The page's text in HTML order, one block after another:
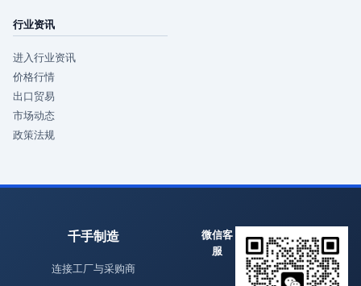
行业资讯
进入行业资讯
价格行情
出口贸易
市场动态
政策法规
千手制造
连接工厂与采购商
微信客
服